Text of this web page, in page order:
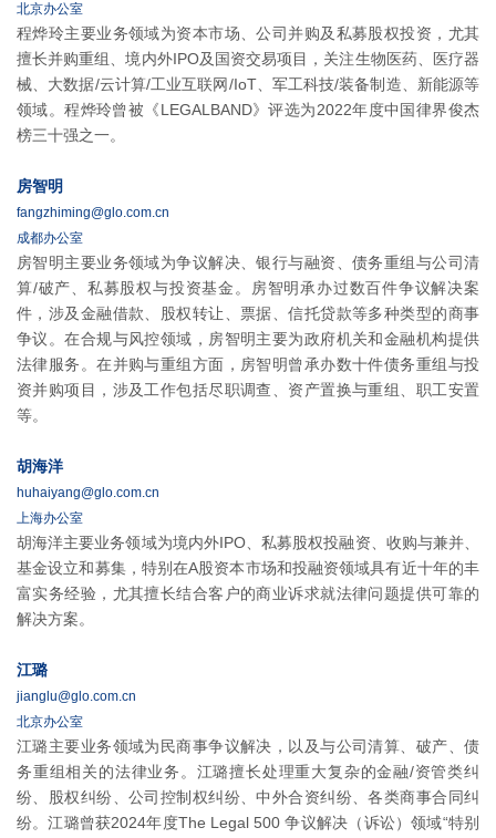
北京办公室
程烨玲主要业务领域为资本市场、公司并购及私募股权投资，尤其
擅长并购重组、境内外IPO及国资交易项目，关注生物医药、医疗器
械、大数据/云计算/工业互联网/IoT、军工科技/装备制造、新能源等
领域。程烨玲曾被《LEGALBAND》评选为2022年度中国律界俊杰
榜三十强之一。
房智明
fangzhiming@glo.com.cn
成都办公室
房智明主要业务领域为争议解决、银行与融资、债务重组与公司清
算/破产、私募股权与投资基金。房智明承办过数百件争议解决案
件，涉及金融借款、股权转让、票据、信托贷款等多种类型的商事
争议。在合规与风控领域，房智明主要为政府机关和金融机构提供
法律服务。在并购与重组方面，房智明曾承办数十件债务重组与投
资并购项目，涉及工作包括尽职调查、资产置换与重组、职工安置
等。
胡海洋
huhaiyang@glo.com.cn
上海办公室
胡海洋主要业务领域为境内外IPO、私募股权投融资、收购与兼并、
基金设立和募集，特别在A股资本市场和投融资领域具有近十年的丰
富实务经验，尤其擅长结合客户的商业诉求就法律问题提供可靠的
解决方案。
江璐
jianglu@glo.com.cn
北京办公室
江璐主要业务领域为民商事争议解决，以及与公司清算、破产、债
务重组相关的法律业务。江璐擅长处理重大复杂的金融/资管类纠
纷、股权纠纷、公司控制权纠纷、中外合资纠纷、各类商事合同纠
纷。江璐曾获2024年度The Legal 500 争议解决（诉讼）领域“特别